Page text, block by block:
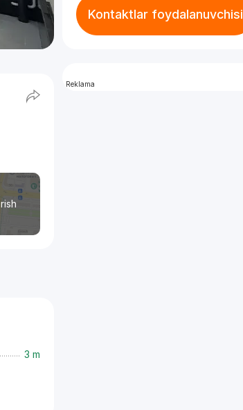
3 m
Kontaktlar foydalanuvchisi
Reklama